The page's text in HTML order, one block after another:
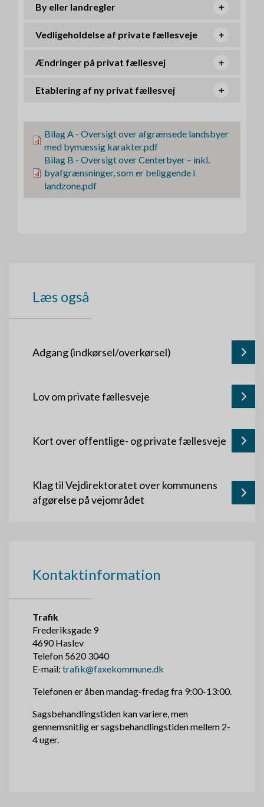
By eller landregler
Vedligeholdelse af private fællesveje
Ændringer på privat fællesvej
Etablering af ny privat fællesvej
Bilag A - Oversigt over afgrænsede landsbyer
med bymæssig karakter.pdf
Bilag B - Oversigt over Centerbyer – inkl.
byafgrænsninger, som er beliggende i
landzone.pdf
Læs også
Adgang (indkørsel/overkørsel)
Lov om private fællesveje
Kort over offentlige- og private fællesveje
Klag til Vejdirektoratet over kommunens
afgørelse på vejområdet
Kontaktinformation
Trafik
Frederiksgade 9
4690 Haslev
Telefon 5620 3040
E-mail: trafik@faxekommune.dk
Telefonen er åben mandag-fredag fra 9:00-13:00.
Sagsbehandlingstiden kan variere, men
gennemsnitlig er sagsbehandlingstiden mellem 2-
4 uger.